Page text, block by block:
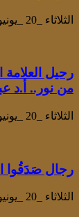
الثلاثاء _20 _يونيو _2023AH 20-6-2023AD
رحيل
من نور.. أ.د
الثلاثاء _20 _يونيو _2023AH 20-6-2023AD
رجال صَدَقُوا
الثلاثاء _20 _يونيو _2023AH 20-6-2023AD